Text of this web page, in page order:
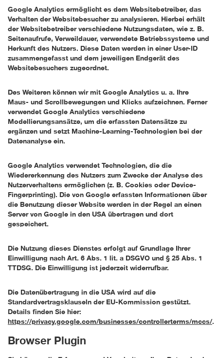
Google Analytics ermöglicht es dem Websitebetreiber, das
Verhalten der Websitebesucher zu analysieren. Hierbei erhält
der Websitebetreiber verschiedene Nutzungsdaten, wie z. B.
Seitenaufrufe, Verweildauer, verwendete Betriebssysteme und
Herkunft des Nutzers. Diese Daten werden in einer User-ID
zusammengefasst und dem jeweiligen Endgerät des
Websitebesuchers zugeordnet.
Des Weiteren können wir mit Google Analytics u. a. Ihre
Maus- und Scrollbewegungen und Klicks aufzeichnen. Ferner
verwendet Google Analytics verschiedene
Modellierungsansätze, um die erfassten Datensätze zu
ergänzen und setzt Machine-Learning-Technologien bei der
Datenanalyse ein.
Google Analytics verwendet Technologien, die die
Wiedererkennung des Nutzers zum Zwecke der Analyse des
Nutzerverhaltens ermöglichen (z. B. Cookies oder Device-
Fingerprinting). Die von Google erfassten Informationen über
die Benutzung dieser Website werden in der Regel an einen
Server von Google in den USA übertragen und dort
gespeichert.
Die Nutzung dieses Dienstes erfolgt auf Grundlage Ihrer
Einwilligung nach Art. 6 Abs. 1 lit. a DSGVO und § 25 Abs. 1
TTDSG. Die Einwilligung ist jederzeit widerrufbar.
Die Datenübertragung in die USA wird auf die
Standardvertragsklauseln der EU-Kommission gestützt.
Details finden Sie hier:
https://privacy.google.com/businesses/controllerterms/mccs/.
Browser Plugin